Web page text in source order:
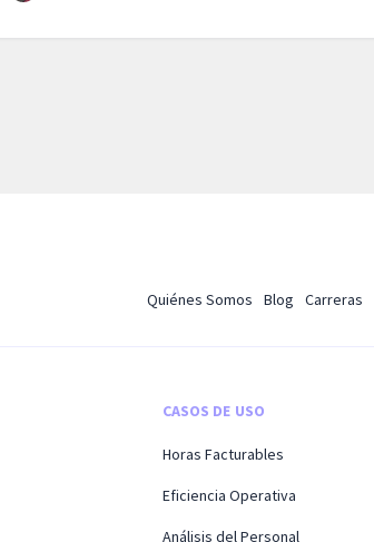
Quiénes Somos Blog Carreras
CASOS DE USO
Horas Facturables
Eficiencia Operativa
Análisis del Personal